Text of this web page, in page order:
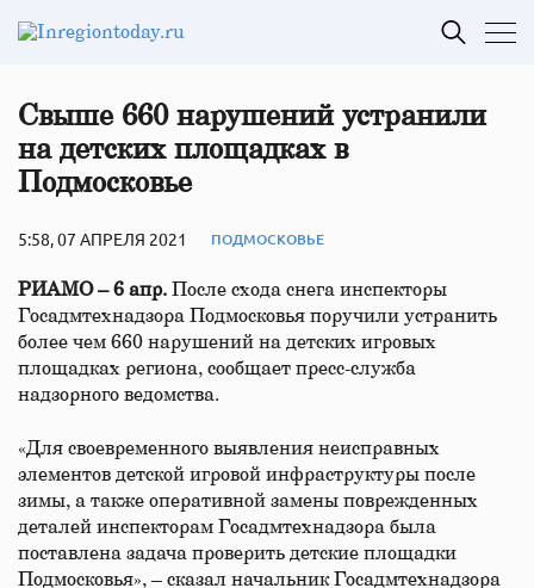
Свыше 660 нарушений устранили
на детских площадках в
Подмосковье
5:58, 07 АПРЕЛЯ 2021 ПОДМОСКОВЬЕ
РИАМО – 6 апр.
После схода снега инспекторы
Госадмтехнадзора Подмосковья поручили устранить
более чем 660 нарушений на детских игровых
площадках региона, сообщает пресс-служба
надзорного ведомства.
«Для своевременного выявления неисправных
элементов детской игровой инфраструктуры после
зимы, а также оперативной замены поврежденных
деталей инспекторам Госадмтехнадзора была
поставлена задача проверить детские площадки
Подмосковья», – сказал начальник Госадмтехнадзора